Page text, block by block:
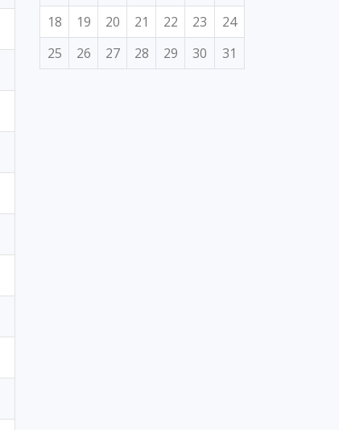
18
19 20 21 22 23
24
25
26 27 28 29 30 31